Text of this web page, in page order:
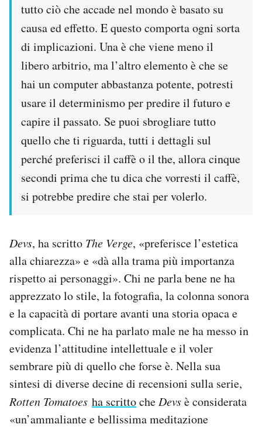
tutto ciò che accade nel mondo è basato su
causa ed effetto. E questo comporta ogni sorta
di implicazioni. Una è che viene meno il
libero arbitrio, ma l’altro elemento è che se
hai un computer abbastanza potente, potresti
usare il determinismo per predire il futuro e
capire il passato. Se puoi sbrogliare tutto
quello che ti riguarda, tutti i dettagli sul
perché preferisci il caffè o il the, allora cinque
secondi prima che tu dica che vorresti il caffè,
si potrebbe predire che stai per volerlo.
Devs, ha scritto The Verge, «preferisce l’estetica
alla chiarezza» e «dà alla trama più importanza
rispetto ai personaggi». Chi ne parla bene ne ha
apprezzato lo stile, la fotografia, la colonna sonora
e la capacità di portare avanti una storia opaca e
complicata. Chi ne ha parlato male ne ha messo in
evidenza l’attitudine intellettuale e il voler
sembrare più di quello che forse è. Nella sua
sintesi di diverse decine di recensioni sulla serie,
Rotten Tomatoes ha scrittoche Devsè considerata
«un’ammaliante e bellissima meditazione